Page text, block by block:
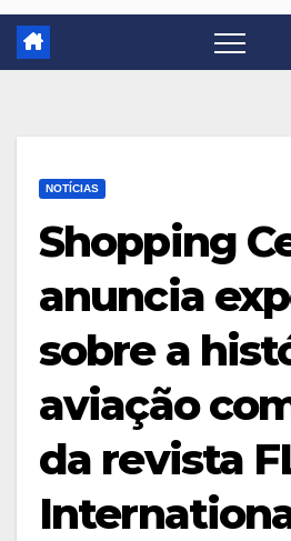
NOTÍCIAS
Shopping
anuncia
sobre a
aviação
da revista